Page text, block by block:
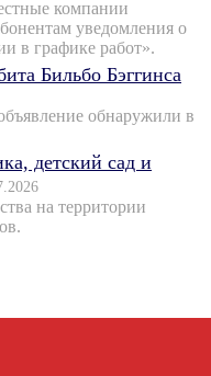
компании
уведомления о
в графике работ».
Бильбо Бэггинса
обнаружили в
детский сад и
на территории